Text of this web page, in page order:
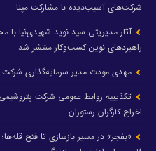
شرکت‌های آسیب‌دیده با مشارکت مپنا
آثار مدیریتی سید نوید شهیدی‌نیا با
راهبردهای نوین کسب‌وکار منتشر شد
مهدی مودت مدیر سرمایه‌گذاری
تکذیبیه روابط عمومی شرکت
اخراج کارگران رستوران
«بفجر» در مسیر بازسازی تا فتح